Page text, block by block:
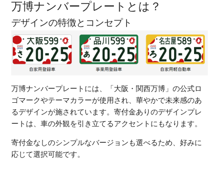
万博ナンバープレートとは？
デザインの特徴とコンセプト
万博ナンバープレートには、「大阪・関西万博」の公式ロ
ゴマークやテーマカラーが使用され、華やかで未来感のあ
るデザインが施されています。寄付金ありのデザインプレ
ートは、車の外観を引き立てるアクセントにもなります。
寄付金なしのシンプルなバージョンも選べるため、好みに
応じて選択可能です。